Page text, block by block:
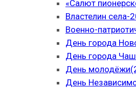
«Салют
Властелин села-
Военно-
День города
День города
День
День